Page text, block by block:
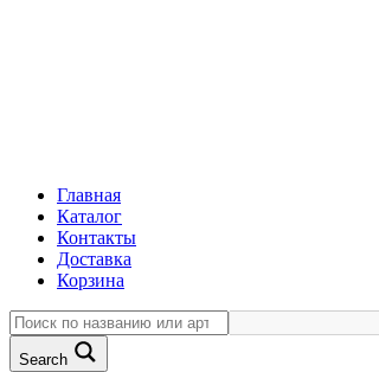
Главная
Каталог
Контакты
Доставка
Корзина
Search